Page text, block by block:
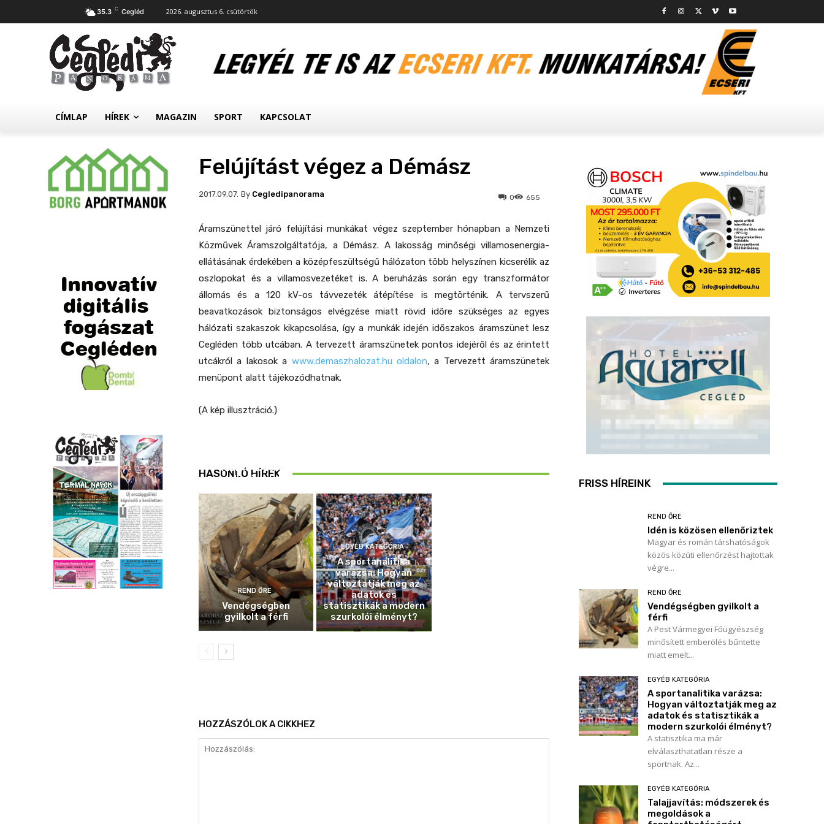
35.3 C Cegléd 2026. augusztus 6. csütörtök
CÍMLAP HÍREK MAGAZIN SPORT KAPCSOLAT
Felújítást végez a Démász
2017.09.07. 655
0
By Cegledipanorama
Áramszünettel járó felújítási munkákat végez szeptember hónapban a Nemzeti
Közművek Áramszolgáltatója, a Démász. A lakosság minőségi villamosenergia-
ellátásának érdekében a középfeszültségű hálózaton több helyszínen kicserélik az
oszlopokat és a villamosvezetéket is. A beruházás során egy transzformátor
állomás és a 120 kV-os távvezeték átépítése is megtörténik. A tervszerű
beavatkozások biztonságos elvégzése miatt rövid időre szükséges az egyes
hálózati szakaszok kikapcsolása, így a munkák idején időszakos áramszünet lesz
Cegléden több utcában. A tervezett áramszünetek pontos idejéről és az érintett
utcákról a lakosok a www.demaszhalozat.hu oldalon, a Tervezett áramszünetek
menüpont alatt tájékozódhatnak.
(A kép illusztráció.)
HASONLÓ HÍREK
Idén is közösen
ellenőriztek
REND ŐRE
Vendégségben
gyilkolt a férfi
EGYÉB KATEGÓRIA
A sportanalitika
varázsa: Hogyan
változtatják meg az
adatok és
statisztikák a modern
szurkolói élményt?
HOZZÁSZÓLOK A CIKKHEZ
FRISS HÍREINK
REND ŐRE
Idén is közösen ellenőriztek
Magyar és román társhatóságok
közös közúti ellenőrzést hajtottak
végre...
REND ŐRE
Vendégségben gyilkolt a
férfi
A Pest Vármegyei Főügyészség
minősített emberölés bűntette
miatt emelt...
EGYÉB KATEGÓRIA
A sportanalitika varázsa:
Hogyan változtatják meg az
adatok és statisztikák a
modern szurkolói élményt?
A statisztika ma már
elválaszthatatlan része a
sportnak. Az...
EGYÉB KATEGÓRIA
Talajjavítás: módszerek és
megoldások a